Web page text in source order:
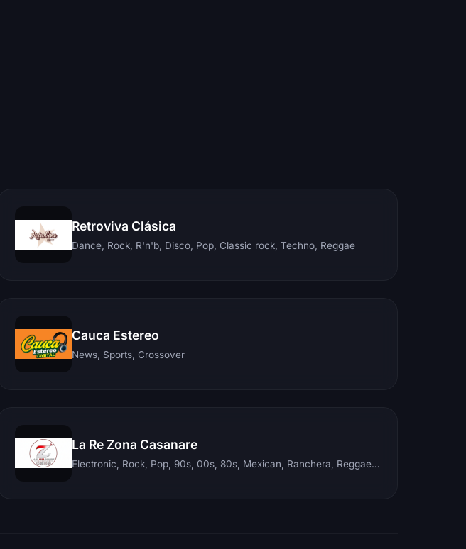
Retroviva Clásica
Dance, Rock, R'n'b, Disco, Pop, Classic rock, Techno, Reggae
Cauca Estereo
News, Sports, Crossover
La Re Zona Casanare
Electronic, Rock, Pop, 90s, 00s, 80s, Mexican, Ranchera, Reggaeton, Instrumental, Salsa, Merengue, Tropical, Romantic, Vallenato, Llanera